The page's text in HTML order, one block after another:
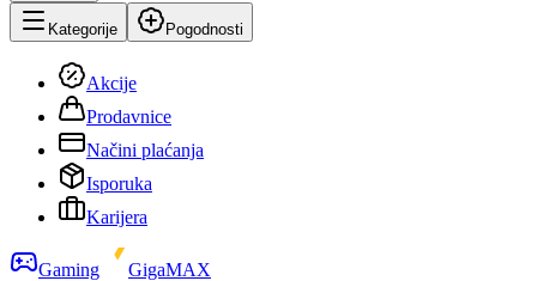
Kategorije Pogodnosti
Akcije
Prodavnice
Načini plaćanja
Isporuka
Karijera
Gaming
GigaMAX